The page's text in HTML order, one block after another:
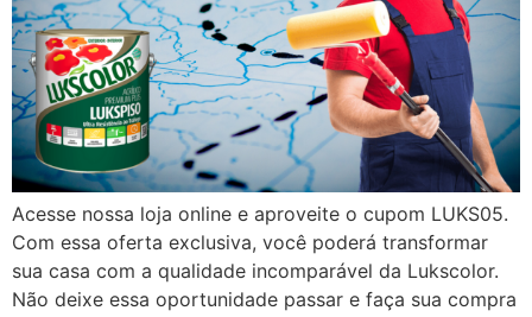
Acesse nossa loja online e aproveite o cupom LUKS05.
Com essa oferta exclusiva, você poderá transformar
sua casa com a qualidade incomparável da Lukscolor.
Não deixe essa oportunidade passar e faça sua compra